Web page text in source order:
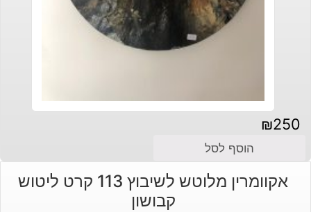
₪250
הוסף לסל
אקוומרין מלוטש לשיבוץ 113 קרט ליטוש
קבושון